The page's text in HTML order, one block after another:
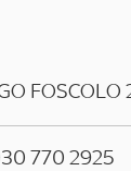
FOSCOLO
770 2925